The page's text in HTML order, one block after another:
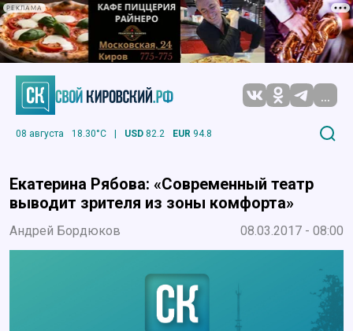
РЕКЛАМА
...
08 августа 18.30°C | USD 82.2 EUR 94.8
Екатерина Рябова: «Современный театр
выводит зрителя из зоны комфорта»
Андрей Бордюков 08.03.2017 - 08:00